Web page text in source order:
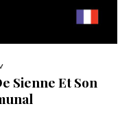
Sienne Et Son